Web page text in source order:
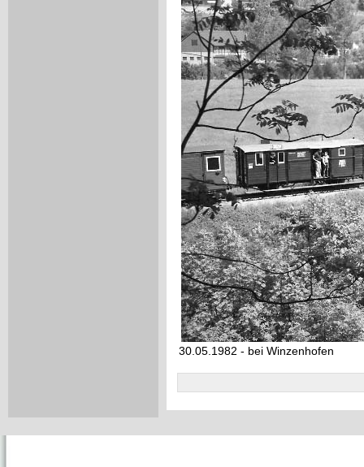
30.05.1982 - bei Winzenhofen